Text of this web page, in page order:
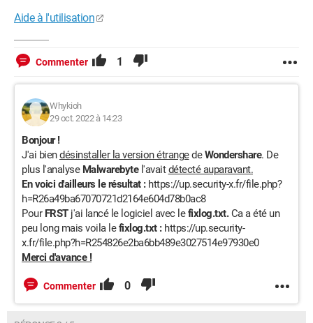
Aide à l'utilisation
Commenter 1
Whykioh
29 oct. 2022 à 14:23
Bonjour !
J'ai biendésinstaller la version étrangedeWondershare. De
plus l'analyse Malwarebytel'avaitdétecté auparavant.
En voici d'ailleurs le résultat :https://up.security-x.fr/file.php?
h=R26a49ba67070721d2164e604d78b0ac8
Pour FRSTj'ai lancé le logiciel avec lefixlog.txt.Ca a été un
peu long mais voila lefixlog.txt : https://up.security-
x.fr/file.php?h=R254826e2ba6bb489e3027514e97930e0
Merci d'avance !
Commenter 0